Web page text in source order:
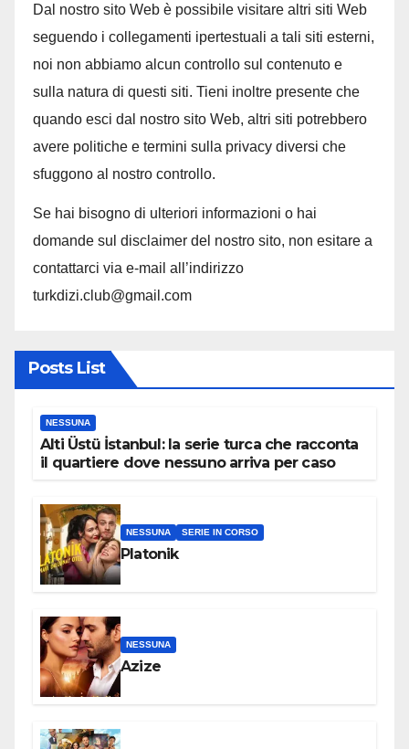
Dal nostro sito Web è possibile visitare altri siti Web
seguendo i collegamenti ipertestuali a tali siti esterni,
noi non abbiamo alcun controllo sul contenuto e
sulla natura di questi siti. Tieni inoltre presente che
quando esci dal nostro sito Web, altri siti potrebbero
avere politiche e termini sulla privacy diversi che
sfuggono al nostro controllo.
Se hai bisogno di ulteriori informazioni o hai
domande sul disclaimer del nostro sito, non esitare a
contattarci via e-mail all’indirizzo
turkdizi.club@gmail.com
Posts List
NESSUNA
Alti Üstü İstanbul: la serie turca che racconta
il quartiere dove nessuno arriva per caso
NESSUNA SERIE IN CORSO
Platonik
NESSUNA
Azize